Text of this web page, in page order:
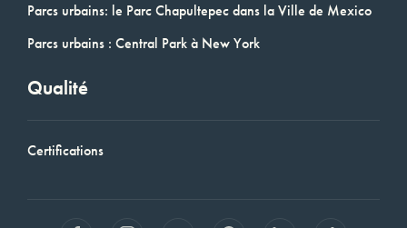
Parcs urbains: le Parc Chapultepec dans la Ville de Mexico
Parcs urbains : Central Park à New York
Qualité
Certifications